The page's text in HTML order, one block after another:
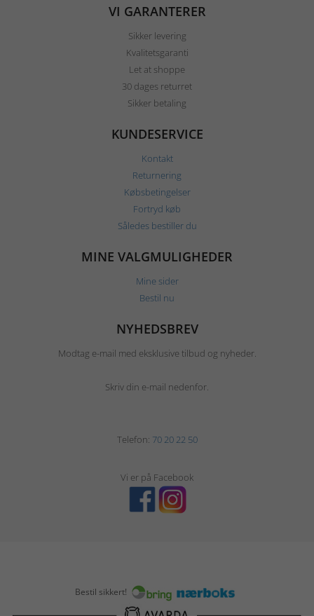
VI GARANTERER
Sikker levering
Kvalitetsgaranti
Let at shoppe
30 dages returret
Sikker betaling
KUNDESERVICE
Kontakt
Returnering
Købsbetingelser
Fortryd køb
Således bestiller du
MINE VALGMULIGHEDER
Mine sider
Bestil nu
NYHEDSBREV
Modtag e-mail med eksklusive tilbud og nyheder.
Skriv din e-mail nedenfor.
Telefon: 70 20 22 50
Vi er på Facebook
Bestil sikkert!